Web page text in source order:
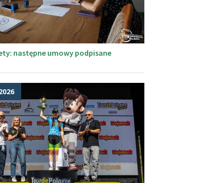
następne umowy podpisane